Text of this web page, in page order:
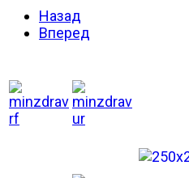
Назад
Вперед